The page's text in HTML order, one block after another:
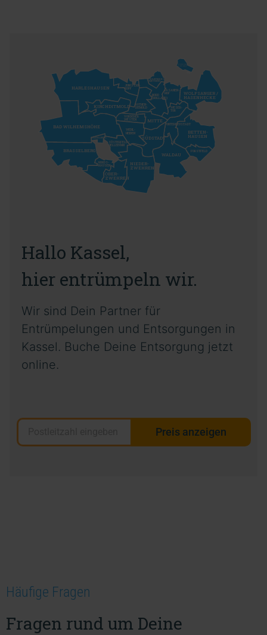
BAD WILHEMSHÖHE
BRASSELBERG
WALDAU
BETTEN-
HAUSEN
HARLESHAUSEN
WOLFSANGER /
HASENHECKE
MITTE
SÜDSTADT
NIEDER-
ZWEHREN
OBER-
ZWEHREN
KIRCHDITMOLD
WEHL-
HEIDEN
HORDS-
HAUSEN
SÜSTERFELD /
HELLEBÖHN
FORSTFELD
UNTERNEUSTADT
WESER-
TOR
FASANEN-
HOF
NORD
(HOLLAND)
ROTHEN-
DITMOLD
JUNGFERN-
KOPF
PHILIPPNENHOF-
BRASSELSBERG
VORDERER
WESTEN
WOLFSANGER /
HASENHECKE
Hallo Kassel,
hier entrümpeln wir.
Wir sind Dein Partner für
Entrümpelungen und Entsorgungen in
Kassel. Buche Deine Entsorgung jetzt
online.
Preis anzeigen
Häufige Fragen
Fragen rund um Deine